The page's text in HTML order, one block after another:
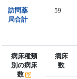
訪問薬
局合計
59
病床種類
別の病床
数
病床
数